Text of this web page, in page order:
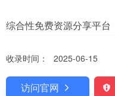
综合性免费资源分享平台
收录时间： 2025-06-15
访问官网